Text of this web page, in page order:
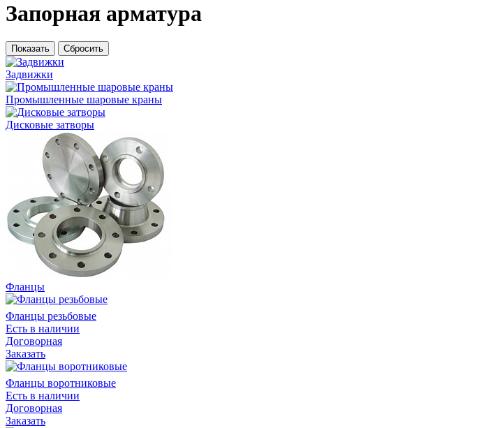
Запорная арматура
Задвижки
Промышленные шаровые краны
Дисковые затворы
Фланцы
Фланцы резьбовые
Есть в наличии
Договорная
Заказать
Фланцы воротниковые
Есть в наличии
Договорная
Заказать